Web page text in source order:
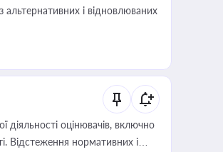
і відновлюваних
оцінювачів, включно
Відстеження нормативних і